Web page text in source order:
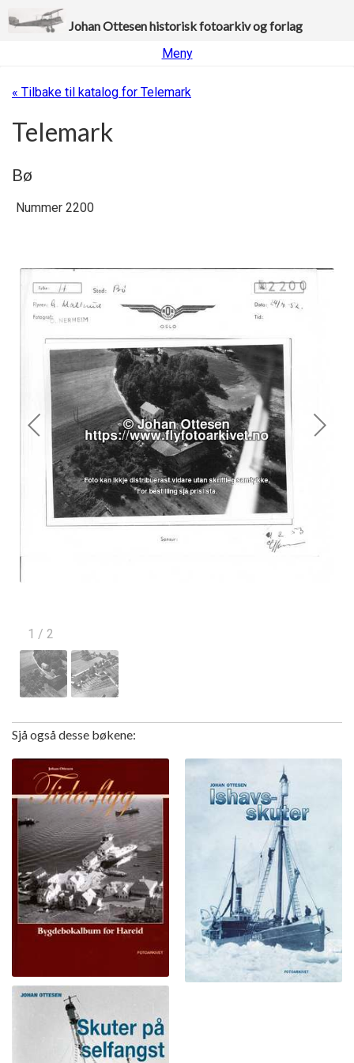
Johan Ottesen historisk fotoarkiv og forlag
Meny
« Tilbake til katalog for Telemark
Telemark
Bø
1 / 2
Nummer 2200
Sjå også desse bøkene: